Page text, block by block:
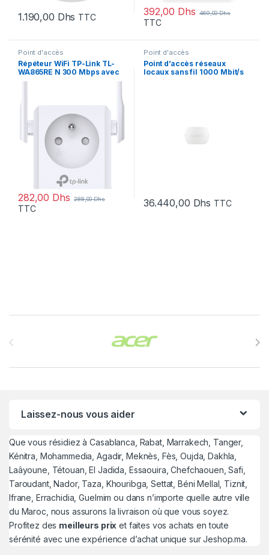
1.190,00 Dhs TTC 392,00 Dhs 469,00Dhs
TTC
Point d'accès
Répéteur WiFi TP-Link TL-
WA865RE N 300 Mbps avec
prise gigogne
282,00 Dhs 288,00Dhs
TTC
Point d'accès
Point d’accès réseaux
locaux sans fil 1000 Mbit/s
36.440,00 Dhs TTC
Laissez-nous vous aider
Que vous résidiez à Casablanca, Rabat, Marrakech, Tanger,
Kénitra, Mohammedia, Agadir, Meknès, Fès, Oujda, Dakhla,
Laâyoune, Tétouan, El Jadida, Essaouira, Chefchaouen, Safi,
Taroudant, Nador, Taza, Khouribga, Settat, Béni Mellal, Tiznit,
Ifrane, Errachidia, Guelmim ou dans n’importe quelle autre ville
du Maroc, nous assurons la livraison où que vous soyez.
Profitez des meilleurs prix et faites vos achats en toute
sérénité avec une expérience d’achat unique sur Jeshop.ma.